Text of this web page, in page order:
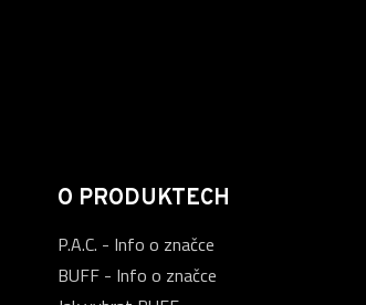
O PRODUKTECH
P.A.C. - Info o značce
BUFF - Info o značce